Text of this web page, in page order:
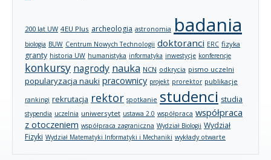
200 lat UW 4EU Plus archeologia astronomia badania
biologia BUW Centrum Nowych Technologii doktoranci ERC fizyka
granty historia UW humanistyka informatyka inwestycje konferencje
konkursy nagrody nauka NCN odkrycia pismo uczelni
popularyzacja nauki pracownicy projekt prorektor publikacje
rankingi rekrutacja rektor spotkanie studenci studia
stypendia uczelnia uniwersytet ustawa 2.0 współpraca współpraca
z otoczeniem współpraca zagraniczna Wydział Biologii Wydział
Fizyki Wydział Matematyki Informatyki i Mechaniki wykłady otwarte